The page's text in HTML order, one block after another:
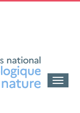
Toggle